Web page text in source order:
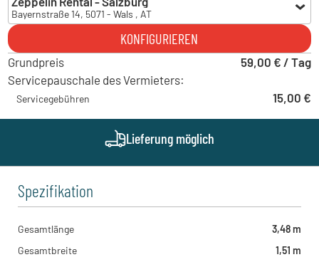
Bayernstraße 14, 5071 - Wals , AT
Zeppelin Rental - Salzburg
Bayernstraße 14, 5071 - Wals , AT
Zeppelin Rental - Inzing
Schießstand 13, 6401 - Inzing , AT
Zeppelin Rental - Wien Süd
IZ Niederösterreich Süd Straße 15 72, 2351 - Laxenburg , AT
Zeppelin Rental - Linz
Graf-Zeppelin-Platz 1, 4490 - Sankt Florian , AT
Zeppelin Rental - Graz
KONFIGURIEREN
Grundpreis
59,00 € / Tag
Servicepauschale des Vermieters:
Servicegebühren 15,00 €
Lieferung möglich
Spezifikation
Gesamtlänge
3,48 m
Gesamtbreite
1,51 m